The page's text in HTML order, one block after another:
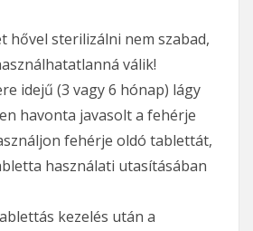
hővel sterilizálni nem szabad,
válik!
idejű (3 vagy 6 hónap) lágy
havonta javasolt a fehérje
fehérje oldó tablettát,
használati utasításában
kezelés után a